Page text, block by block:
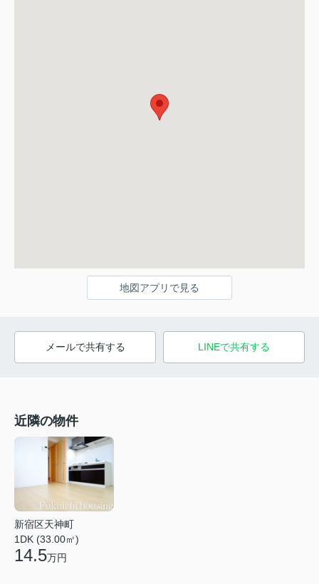
地図アプリで見る
メールで共有する LINEで共有する
近隣の物件
新宿区天神町
1DK (33.00㎡)
14.5万円